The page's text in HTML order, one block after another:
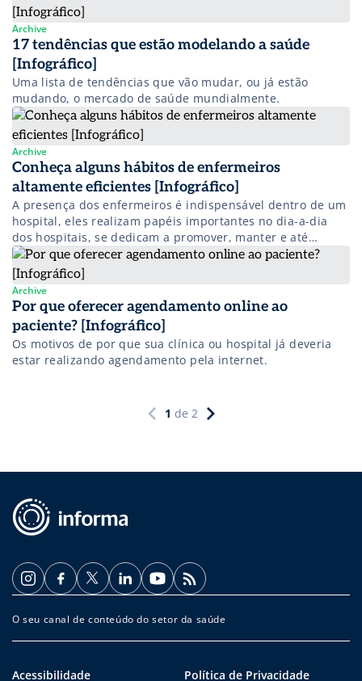
Archive
17 tendências que estão modelando a saúde
[Infográfico]
Uma lista de tendências que vão mudar, ou já estão
mudando, o mercado de saúde mundialmente.
Archive
Conheça alguns hábitos de enfermeiros
altamente eficientes [Infográfico]
A presença dos enfermeiros é indispensável dentro de um
hospital, eles realizam papéis importantes no dia-a-dia
dos hospitais, se dedicam a promover, manter e até
restabelecer a saúde dos pacientes em parceria com
outros profissionais seja de clínica, hospitais ou até
atendimento domiciliar
Archive
Por que oferecer agendamento online ao
paciente? [Infográfico]
Os motivos de por que sua clínica ou hospital já deveria
estar realizando agendamento pela internet.
1 de 2
O seu canal de conteúdo do setor da saúde
Acessibilidade Política de Privacidade